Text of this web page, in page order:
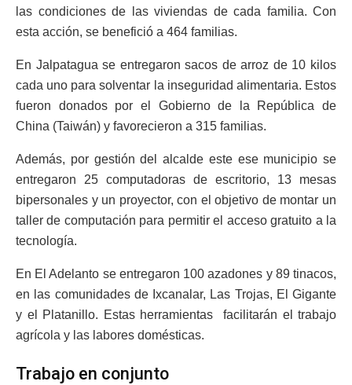
las condiciones de las viviendas de cada familia. Con
esta acción, se benefició a 464 familias.
En Jalpatagua se entregaron sacos de arroz de 10 kilos
cada uno para solventar la inseguridad alimentaria. Estos
fueron donados por el Gobierno de la República de
China (Taiwán) y favorecieron a 315 familias.
Además, por gestión del alcalde este ese municipio se
entregaron 25 computadoras de escritorio, 13 mesas
bipersonales y un proyector, con el objetivo de montar un
taller de computación para permitir el acceso gratuito a la
tecnología.
En El Adelanto se entregaron 100 azadones y 89 tinacos,
en las comunidades de Ixcanalar, Las Trojas, El Gigante
y el Platanillo. Estas herramientas facilitarán el trabajo
agrícola y las labores domésticas.
Trabajo en conjunto